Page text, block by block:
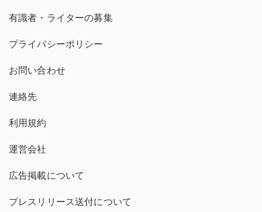
有識者・ライターの募集
プライバシーポリシー
お問い合わせ
連絡先
利用規約
運営会社
広告掲載について
プレスリリース送付について